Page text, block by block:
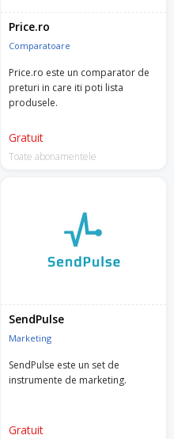
Price.ro
Comparatoare
Price.ro este un comparator de
preturi in care iti poti lista
produsele.
Gratuit
Toate abonamentele
SendPulse
Marketing
SendPulse este un set de
instrumente de marketing.
Gratuit